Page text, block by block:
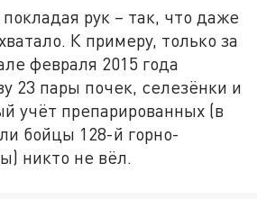
рук – так, что даже
К примеру, только за
февраля 2015 года
23 пары почек, селезёнки и
учёт препарированных (в
бойцы 128-й горно-
никто не вёл.